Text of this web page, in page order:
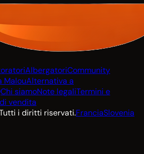
AlbergatoriCommunity
MalouAlternativa a
Chi siamoNote legaliTermini e
vendita
i diritti riservati.FranciaSlovenia